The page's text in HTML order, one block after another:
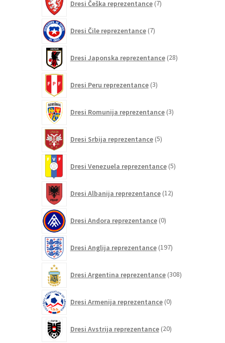
Dresi Češka reprezentance 7izdelkov
Dresi Čile reprezentance 7izdelkov
Dresi Japonska reprezentance 28izdelkov
Dresi Peru reprezentance 3izdelki
Dresi Romunija reprezentance 3izdelki
Dresi Srbija reprezentance 5izdelkov
Dresi Venezuela reprezentance 5izdelkov
Dresi Albanija reprezentance 12izdelkov
Dresi Andora reprezentance 0izdelkov
Dresi Anglija reprezentance 197izdelkov
Dresi Argentina reprezentance 308izdelkov
Dresi Armenija reprezentance 0izdelkov
Dresi Avstrija reprezentance 20izdelkov